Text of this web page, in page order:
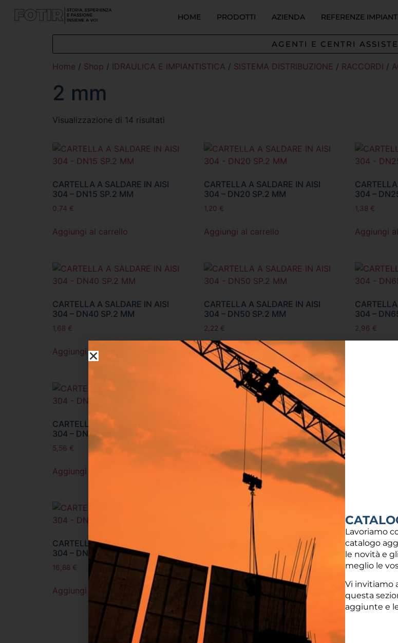
HOME PRODOTTI AZIENDA REFERENZE
AGENTI E CENTRI
Home / Shop / IDRAULICA E IMPIANTISTICA / SISTEMA DISTRIBUZIONE / RACCORDI /
2 mm
Visualizzazione di 14 risultati
CARTELLA A SALDARE IN AISI
304 – DN15 SP.2 MM
0,74 €
Aggiungi al carrello
CARTELLA A SALDARE IN AISI
304 – DN20 SP.2 MM
1,20 €
Aggiungi al carrello
304 –
1,38 €
Aggiungi
CARTELLA A SALDARE IN AISI
304 – DN40 SP.2 MM
1,68 €
Aggiungi al carrello
CARTELLA A SALDARE IN AISI
304 – DN50 SP.2 MM
2,22 €
Aggiungi al carrello
304 –
2,96 €
CARTELLA A SALDARE IN AISI
304 – DN100 SP.2 MM
5,56 €
Aggiungi al carrello
CARTELLA A SALDARE IN AISI
Aggiungi al carrello
CARTELLA A SALDARE IN AISI
304 – DN250 SP.2 MM
16,88 €
Aggiungi al carrello
CARTELLA A SALDARE IN AISI
304 – SP.2 MM
0,74€ - 16,88 €
Visualizza prodotti
Lavoriamo
catalogo
le novità e
meglio le
Vi invitiamo
questa
aggiunte e